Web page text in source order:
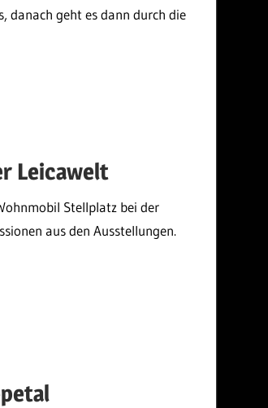
danach geht es dann durch die
Leicawelt
Stellplatz bei der
aus den Ausstellungen.